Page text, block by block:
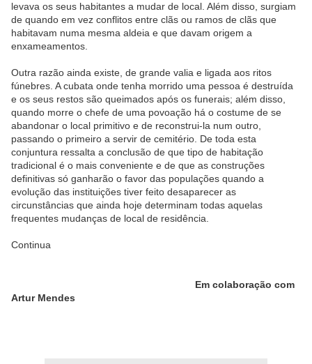
levava os seus habitantes a mudar de local. Além disso, surgiam
de quando em vez conflitos entre clãs ou ramos de clãs que
habitavam numa mesma aldeia e que davam origem a
enxameamentos.
Outra razão ainda existe, de grande valia e ligada aos ritos
fúnebres. A cubata onde tenha morrido uma pessoa é destruída
e os seus restos são queimados após os funerais; além disso,
quando morre o chefe de uma povoação há o costume de se
abandonar o local primitivo e de reconstrui-la num outro,
passando o primeiro a servir de cemitério. De toda esta
conjuntura ressalta a conclusão de que tipo de habitação
tradicional é o mais conveniente e de que as construções
definitivas só ganharão o favor das populações quando a
evolução das instituições tiver feito desaparecer as
circunstâncias que ainda hoje determinam todas aquelas
frequentes mudanças de local de residência.
Continua
Em colaboração com
Artur Mendes